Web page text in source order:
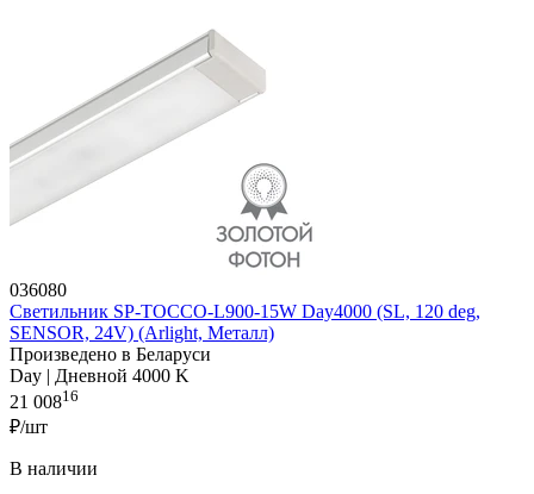
036080
Светильник SP-TOCCO-L900-15W Day4000 (SL, 120 deg,
SENSOR, 24V) (Arlight, Металл)
Произведено в Беларуси
Day | Дневной 4000 K
21 00816
₽/шт
В наличии